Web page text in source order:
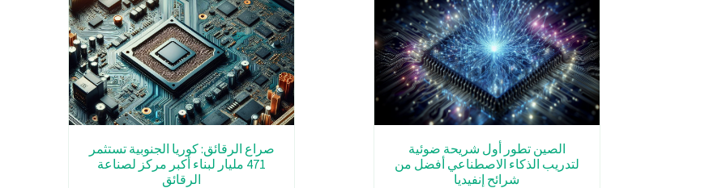
الصين تطور أول شريحة ضوئية
لتدريب الذكاء الاصطناعي أفضل من
شرائح إنفيديا
صراع الرقائق: كوريا الجنوبية تستثمر
471 مليار لبناء أكبر مركز لصناعة
الرقائق